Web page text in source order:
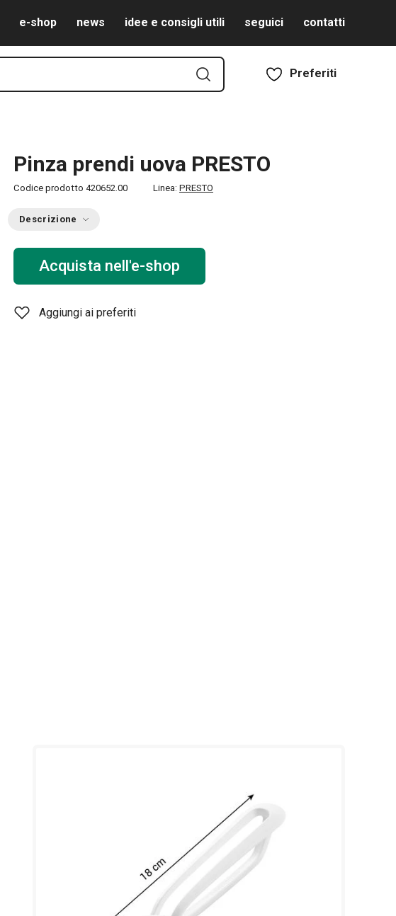
e-shop news idee e consigli utili seguici contatti
Preferiti
Pinza prendi uova PRESTO
Codice prodotto 420652.00 Linea: PRESTO
Descrizione
Acquista nell'e-shop
Aggiungi ai preferiti